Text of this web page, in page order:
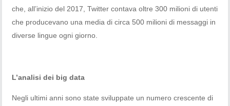
che, all’inizio del 2017, Twitter contava oltre 300 milioni di utenti
che producevano una media di circa 500 milioni di messaggi in
diverse lingue ogni giorno.
L’analisi dei big data
Negli ultimi anni sono state sviluppate un numero crescente di